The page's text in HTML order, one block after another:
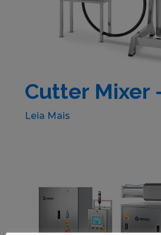
Cutter Mixer
Leia Mais